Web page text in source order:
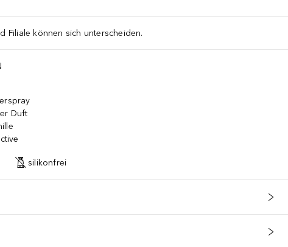
Filiale können sich unterscheiden.
Duft
silikonfrei